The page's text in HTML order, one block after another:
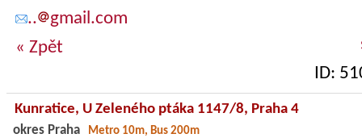
..
gmail.com
« Zpět
ID:
Kunratice, U Zeleného ptáka 1147/8, Praha 4
okres Praha Metro 10m, Bus 200m